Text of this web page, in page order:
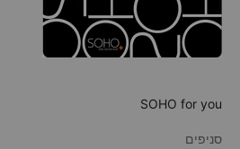
SOHO for you
סניפים